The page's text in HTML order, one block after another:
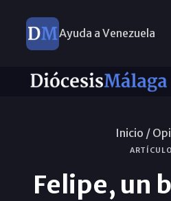
Ayuda a Venezuela
Inicio /
Felipe, un